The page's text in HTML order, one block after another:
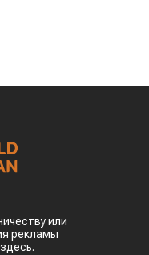
или
рекламы